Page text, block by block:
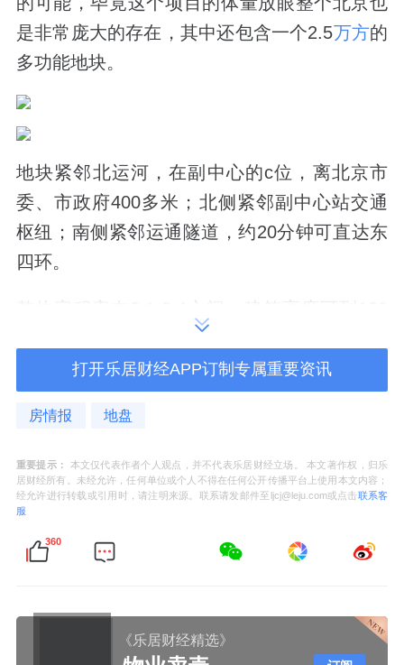
是非常庞大的存在，其中还包含一个2.5万方的
多功能地块。
地块紧邻北运河，在副中心的c位，离北京市
委、市政府400多米；北侧紧邻副中心站交通
枢纽；南侧紧邻运通隧道，约20分钟可直达东
四环。
米，足以做出30层以上高层建筑享运河景观。
此外，各住宅地块之间可结合高品质方案进行
统筹平衡，合理调整各地块建筑规模指标，这
间。
当然，滨水地块的建筑设计要求也十分苛刻，
通州也有自己的小心思，不仅要卖地拿钱，还
规划居住地块之间，与滨水空间之间，与枢纽
区域之间，应设置二层连廊；
打开乐居财经APP订制专属重要资讯
房情报 地盘
重要提示：
本文仅代表作者个人观点，并不代表乐居财经立场。 本文著作权，归乐
居财经所有。未经允许，任何单位或个人不得在任何公开传播平台上使用本文内容；
经允许进行转载或引用时，请注明来源。联系请发邮件至ljcj@leju.com或点击联系客
服
360
《乐居财经精选》